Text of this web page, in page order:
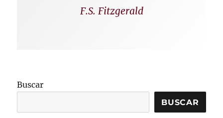
F.S. Fitzgerald
Buscar
BUSCAR